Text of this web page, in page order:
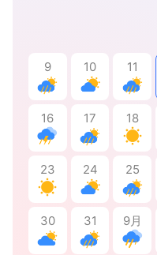
9 10 11
16 17 18
23 24 25
30 31 9月